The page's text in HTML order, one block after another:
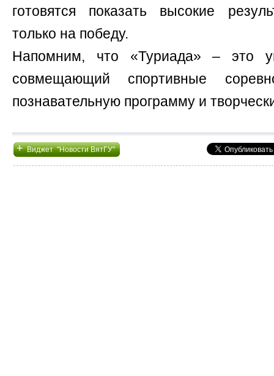
готовятся показать высокие
только на победу.
Напомним, что «Туриада» – это
совмещающий спортивные
познавательную программу и
+Виджет "Новости ВятГУ"